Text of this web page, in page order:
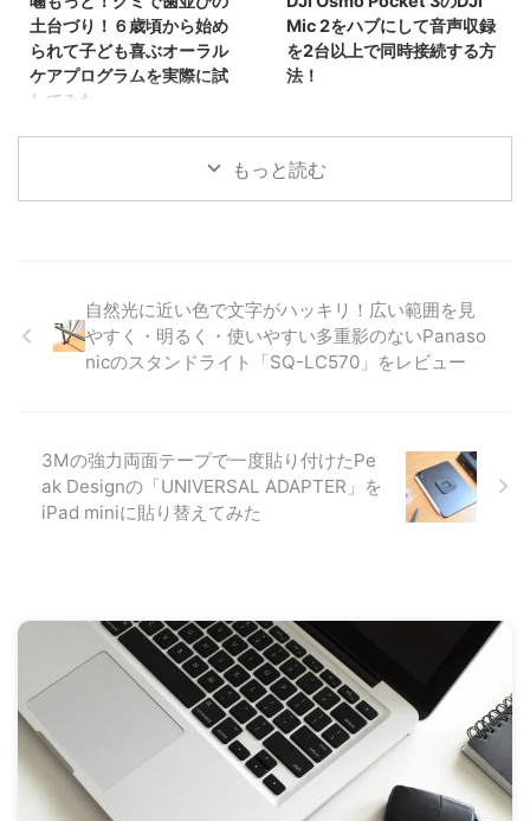
ターに使われているMK400iiで、
テレビや映画などの収録用マイク
として長年愛されているMKH416
を製造販売している知る人ぞ知る
としてDJI Osmo Action 4が発売
されています。DJI Osmo Action
4も電子手振れ補正として優秀と
いうこともあり、G ...
土台づり！６歳頃から始め
られて子ども喜ぶオーラル
ケアプログラムを実際に試
してみた
１２歳の小学校に通うお子さまを
持つ親子さんであれば、ちょうど
んも多いのではないでしょうか。
LIONはそんな歯が生え変わる時
期のお子さま向けに「おくち育」
980円（税込）から気軽に始めら
れるとあって、実際にまだ生え変
わっていないのですが、 ...
Mic 2をハブにして音声収録
を2台以上で同時接続する方
法！
して記事にしています。 そんな
中、仕様書にない使用方法とし
きるのではないか？っと思い、実
際に試してみました。 結論、タ
イトルにある通り、DJI Osmo
もっと読む
自然光に近い色で文字がハッキリ！広い範囲を見
やすく・明るく・使いやすい多重影のないPanaso
nicのスタンドライト「SQ-LC570」をレビュー
3Mの強力両面テープで一度貼り付けたPe
ak Designの「UNIVERSAL ADAPTER」を
iPad miniに貼り替えてみた